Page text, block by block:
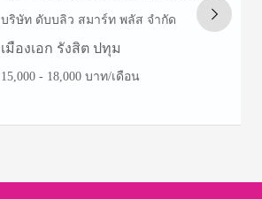
บริษัท ดับบลิว สมาร์ท พลัส จำกัด
เมืองเอก รังสิต ปทุม
15,000 - 18,000 บาท/เดือน